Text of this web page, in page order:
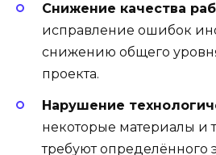
Снижение качества
исправление ошибок
снижению общего
проекта.
Нарушение
некоторые материалы и
требуют определённого